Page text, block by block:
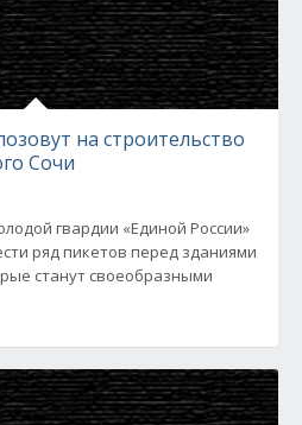
на строительство
Сочи
гвардии «Единой России»
ряд пикетов перед зданиями
станут своеобразными